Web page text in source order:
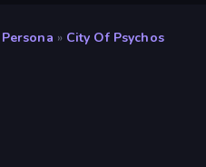
» City Of Psychos